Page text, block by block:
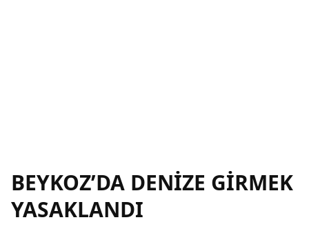
BEYKOZ’DA DENİZE GİRMEK
YASAKLANDI